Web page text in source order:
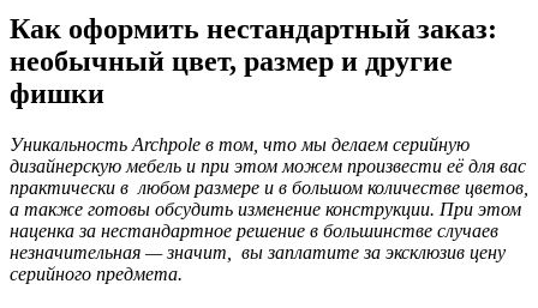
Как оформить нестандартный заказ:
необычный цвет, размер и другие
фишки
Уникальность Archpole в том, что мы делаем серийную
дизайнерскую мебель и при этом можем произвести её для вас
практически в любом размере и в большом количестве цветов,
а также готовы обсудить изменение конструкции. При этом
наценка за нестандартное решение в большинстве случаев
незначительная — значит, вы заплатите за эксклюзив цену
серийного предмета.